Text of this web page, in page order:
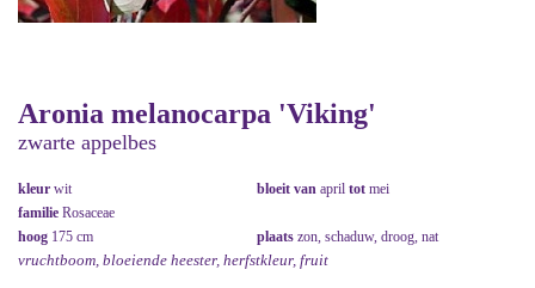
Aronia melanocarpa 'Viking'
zwarte appelbes
kleur wit bloeit van april tot mei
familie Rosaceae
hoog 175 cm plaats zon, schaduw, droog, nat
vruchtboom, bloeiende heester, herfstkleur, fruit